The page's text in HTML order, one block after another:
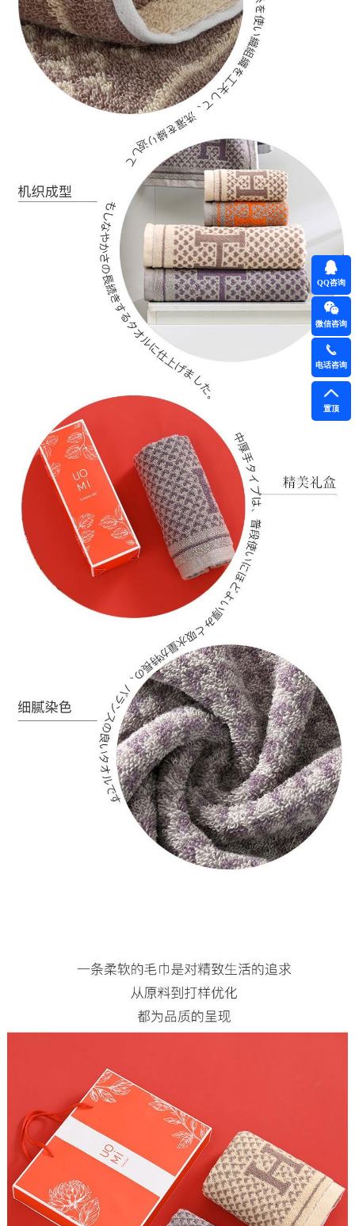
QQ咨询
微信咨询
电话咨询
置顶